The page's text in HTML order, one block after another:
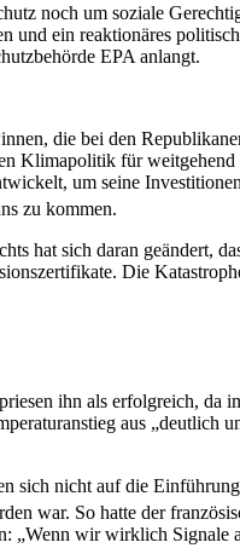
noch um soziale
ein reaktionäres
EPA anlangt.
die bei den
Klimapolitik für
um seine
zu kommen.
hat sich daran geändert,
Die
ihn als erfolgreich, da
aus „deutlich
sich nicht auf die
war. So hatte der
„Wenn wir wirklich Signale